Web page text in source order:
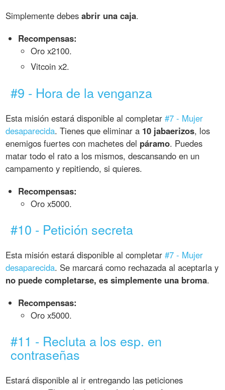
Simplemente debesabrir una caja.
Recompensas:
Oro x2100.
Vitcoin x2.
#9 - Hora de la venganza
Esta misión estará disponible al completar#7 - Mujer
desaparecida. Tienes que eliminar a 10 jabaerizos, los
enemigos fuertes con machetes del páramo. Puedes
matar todo el rato a los mismos, descansando en un
campamento y repitiendo, si quieres.
Recompensas:
Oro x5000.
#10 - Petición secreta
Esta misión estará disponible al completar#7 - Mujer
desaparecida. Se marcará como rechazada al aceptarla y
no puede completarse, es simplemente una broma.
Recompensas:
Oro x5000.
#11 - Recluta a los esp. en
contraseñas
Estará disponible al ir entregando las peticiones